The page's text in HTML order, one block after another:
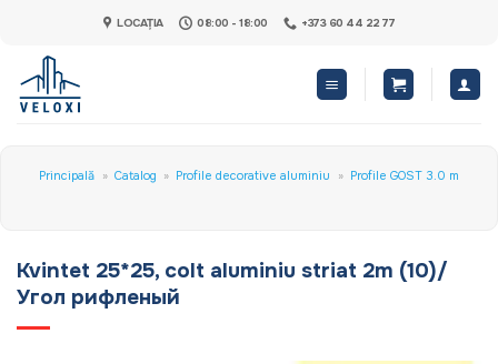
content
LOCAȚIA 08:00 - 18:00 +373 60 44 22 77
Principală » Catalog » Profile decorative aluminiu » Profile GOST 3.0 m
Kvintet 25*25, colt aluminiu striat 2m (10)/
Угол рифленый